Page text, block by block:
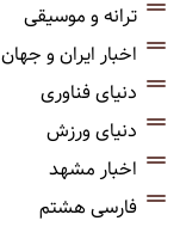
ترانه و موسیقی
اخبار ایران و جهان
دنیای فناوری
دنیای ورزش
اخبار مشهد
فارسی هشتم